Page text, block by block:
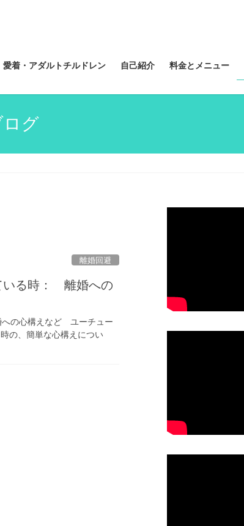
愛着・アダルトチルドレン 自己紹介 料金とメニュー
ログ
離婚回避
いる時： 離婚への
の心構えなど ユーチュー
の、簡単な心構えについ